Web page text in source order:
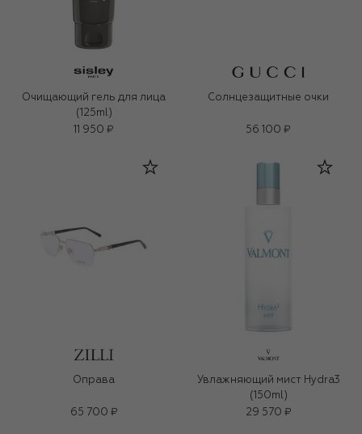
Очищающий гель для лица
(125ml)
11 950 ₽
Солнцезащитные очки
56 100 ₽
Оправа
65 700 ₽
Увлажняющий мист Hydra3
(150ml)
29 570 ₽